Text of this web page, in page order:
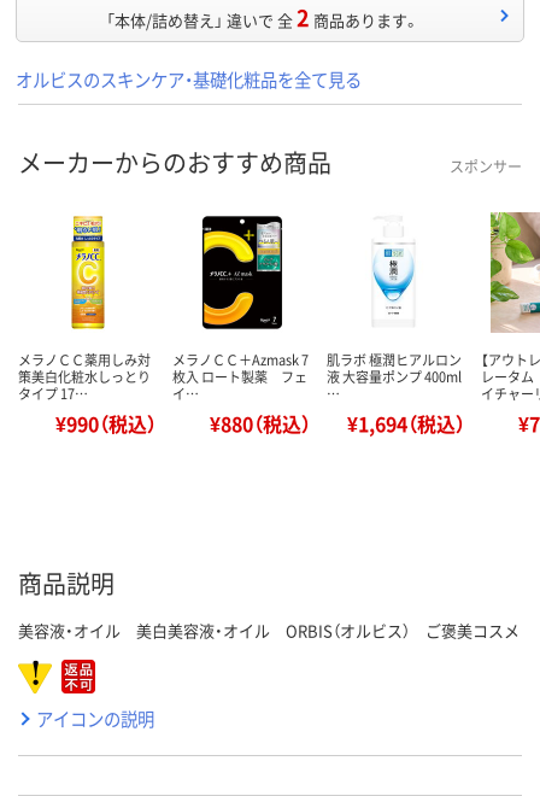
「本体/詰め替え」 違いで 全2 商品あります。
オルビスのスキンケア・基礎化粧品を全て見る
メーカーからのおすすめ商品 スポンサー
メラノＣＣ薬用しみ対
策美白化粧水しっとり
タイプ 17…
¥990（税込）
メラノＣＣ＋Azmask 7
枚入 ロート製薬 フェ
イ…
¥880（税込）
肌ラボ 極潤ヒアルロン
液 大容量ポンプ 400ml
…
¥1,694（税込）
【アウト
レータ
イチャ
商品説明
美容液・オイル 美白美容液・オイル ORBIS（オルビス） ご褒美コスメ
アイコンの説明